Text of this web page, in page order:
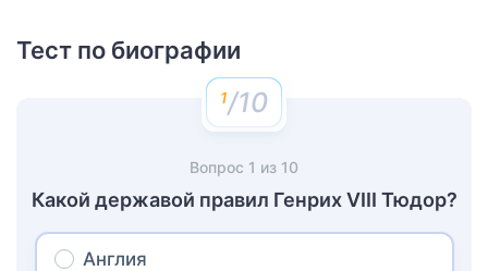
Тест по биографии
/10
Вопрос 1 из 10
Какой державой правил Генрих VIII Тюдор?
Англия